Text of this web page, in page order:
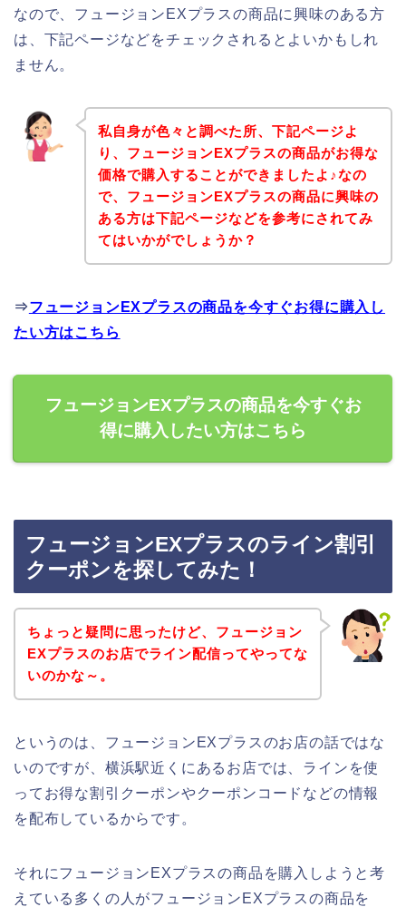
なので、フュージョンEXプラスの商品に興味のある方
は、下記ページなどをチェックされるとよいかもしれ
ません。
私自身が色々と調べた所、下記ページよ
り、フュージョンEXプラスの商品がお得な
価格で購入することができましたよ♪なの
で、フュージョンEXプラスの商品に興味の
ある方は下記ページなどを参考にされてみ
てはいかがでしょうか？
⇒フュージョンEXプラスの商品を今すぐお得に購入し
たい方はこちら
フュージョンEXプラスの商品を今すぐお
得に購入したい方はこちら
フュージョンEXプラスのライン割引
クーポンを探してみた！
ちょっと疑問に思ったけど、フュージョン
EXプラスのお店でライン配信ってやってな
いのかな～。
というのは、フュージョンEXプラスのお店の話ではな
いのですが、横浜駅近くにあるお店では、ラインを使
ってお得な割引クーポンやクーポンコードなどの情報
を配布しているからです。
それにフュージョンEXプラスの商品を購入しようと考
えている多くの人がフュージョンEXプラスの商品を